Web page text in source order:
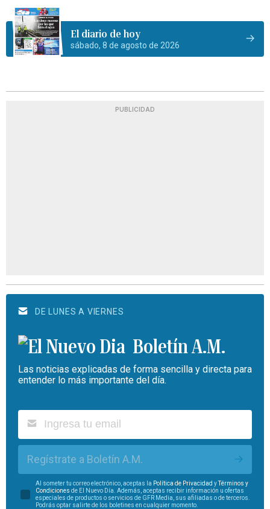
El diario de hoy
sábado, 8 de agosto de 2026
PUBLICIDAD
DE LUNES A VIERNES
Boletín A.M.
Las noticias explicadas de forma sencilla y directa para
entender lo más importante del día.
Regístrate a Boletín A.M.
Al someter tu correo electrónico, aceptas la Política de Privacidad yTérminos y
Condiciones de El Nuevo Día. Además, aceptas recibir información u ofertas
especiales de productos o servicios de GFR Media, sus afiliadas o de terceros.
Podrás optar salirte de los boletines en cualquier momento.